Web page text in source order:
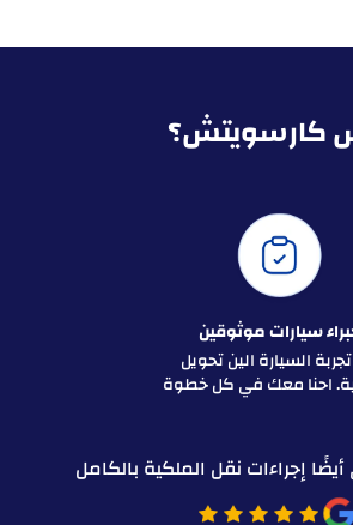
كارسويتش؟
سيارات موثوقين
السيارة الين تحويل
احنا معك في كل خطوة
إجراءات نقل الملكية بالكامل